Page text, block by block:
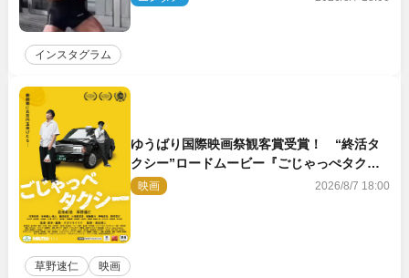
インスタグラム
ゆうばり国際映画祭観客賞受賞！ “終活タ
クシー”ロードムービー『ごじゃっぺタクシ
ー』10月公開＆予告解禁
映画 2026/8/7 18:00
草野速仁 映画